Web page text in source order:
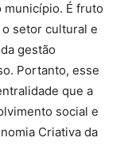
município. É fruto
setor cultural e
gestão
Portanto, esse
que a
social e
Criativa da